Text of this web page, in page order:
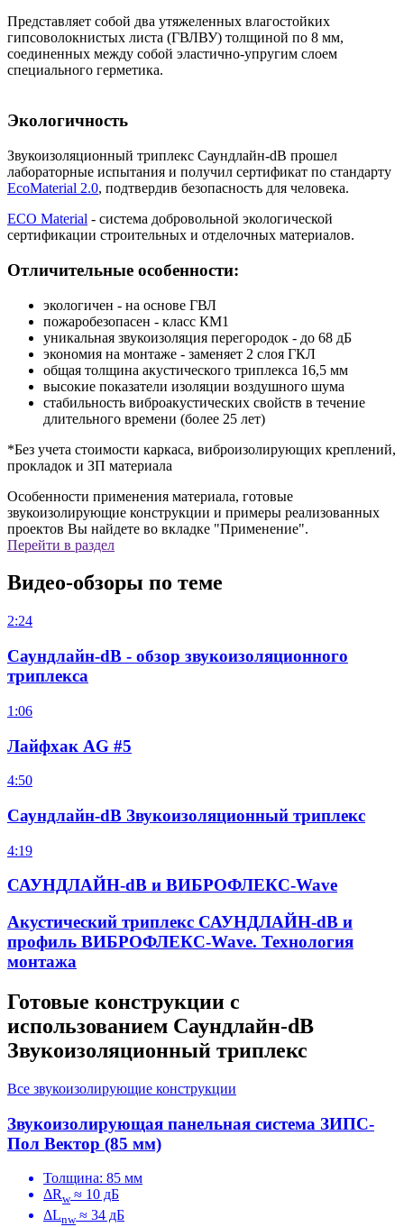
Представляет собой два утяжеленных влагостойких
гипсоволокнистых листа (ГВЛВУ) толщиной по 8 мм,
соединенных между собой эластично-упругим слоем
специального герметика.
Экологичность
Звукоизоляционный триплекс Саундлайн-dB прошел
лабораторные испытания и получил сертификат по стандарту
EcoMaterial 2.0, подтвердив безопасность для человека.
ECO Material - система добровольной экологической
сертификации строительных и отделочных материалов.
Отличительные особенности:
экологичен - на основе ГВЛ
пожаробезопасен - класс КМ1
уникальная звукоизоляция перегородок - до 68 дБ
экономия на монтаже - заменяет 2 слоя ГКЛ
общая толщина акустического триплекса 16,5 мм
высокие показатели изоляции воздушного шума
стабильность виброакустических свойств в течение
длительного времени (более 25 лет)
*Без учета стоимости каркаса, виброизолирующих креплений,
прокладок и ЗП материала
Особенности применения материала, готовые
звукоизолирующие конструкции и примеры реализованных
проектов Вы найдете во вкладке "Применение".
Перейти в раздел
Видео-обзоры по теме
2:24
Саундлайн-dB - обзор звукоизоляционного
триплекса
1:06
Лайфхак AG #5
4:50
Саундлайн-dB Звукоизоляционный триплекс
4:19
САУНДЛАЙН-dB и ВИБРОФЛЕКС-Wave
Акустический триплекс САУНДЛАЙН-dB и
профиль ВИБРОФЛЕКС-Wave. Технология
монтажа
Готовые конструкции с
использованием Саундлайн-dB
Звукоизоляционный триплекс
Все звукоизолирующие конструкции
Звукоизолирующая панельная система ЗИПС-
Пол Вектор (85 мм)
Толщина: 85 мм
ΔRw≈ 10 дБ
ΔLnw≈ 34 дБ